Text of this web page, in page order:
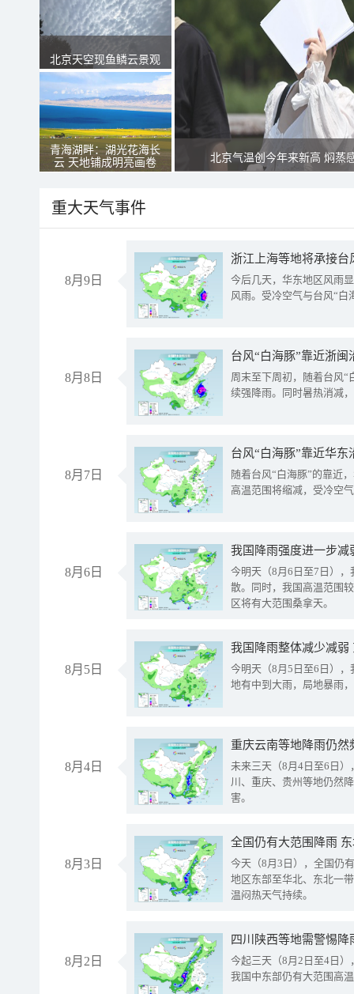
北京天空现鱼鳞云景观
青海湖畔：湖光花海长
云 天地铺成明亮画卷
北京气温创今年来新高 焖蒸
重大天气事件
8月9日
浙江上海等地将承接台
今后几天，华东地区风雨
风雨。受冷空气与台风“白
8月8日
台风“白海豚”靠近浙
周末至下周初，随着台风“
续强降雨。同时暑热消减
8月7日
台风“白海豚”靠近华
随着台风“白海豚”的靠近
高温范围将缩减，受冷空
8月6日
今明天（8月6日至7日）
散。同时，我国高温范围
区将有大范围桑拿天。
8月5日
我国降雨整体减少减弱
今明天（8月5日至6日）
地有中到大雨，局地暴雨
8月4日
重庆云南等地降雨仍然
未来三天（8月4日至6日
川、重庆、贵州等地仍然
害。
8月3日
全国仍有大范围降雨
今天（8月3日），全国仍
地区东部至华北、东北一
温闷热天气持续。
8月2日
今起三天（8月2日至4日
我国中东部仍有大范围高